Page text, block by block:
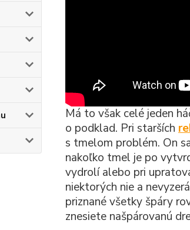
Má to však celé jeden
o podklad. Pri starších
s tmelom problém. On
nakoľko tmel je po
vydrolí alebo pri
niektorých nie a
priznané všetky špáry
znesiete našpárovanú